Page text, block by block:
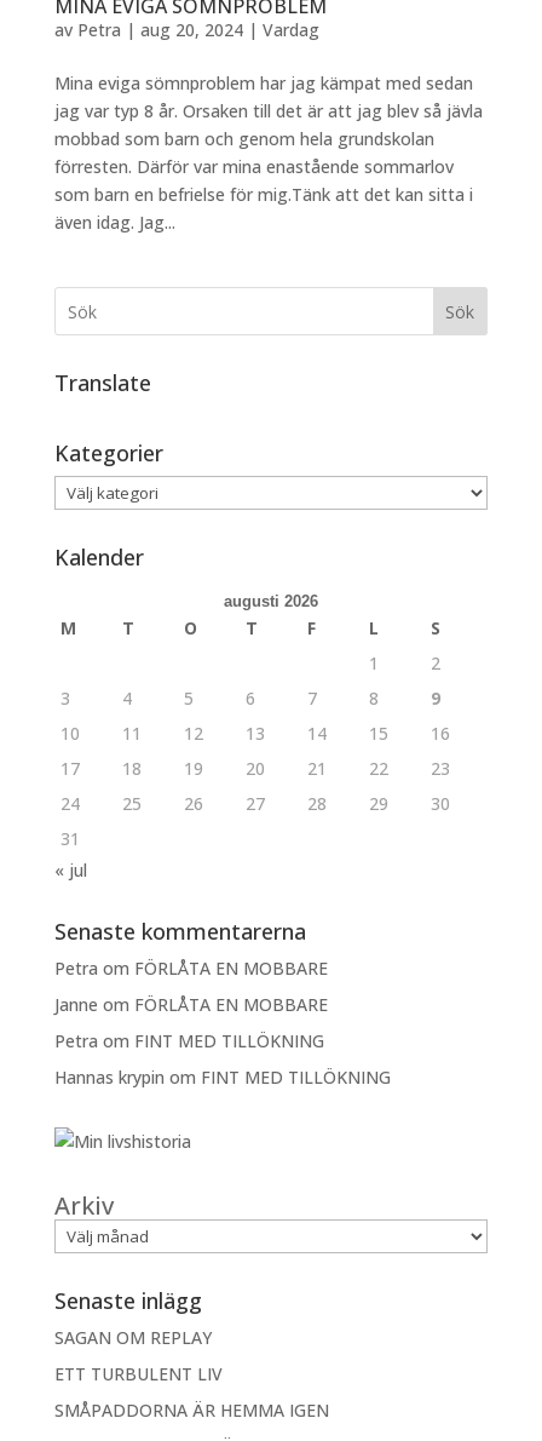
MINA EVIGA SÖMNPROBLEM
av Petra | aug 20, 2024| Vardag
Mina eviga sömnproblem har jag kämpat med sedan
jag var typ 8 år. Orsaken till det är att jag blev så jävla
mobbad som barn och genom hela grundskolan
förresten. Därför var mina enastående sommarlov
som barn en befrielse för mig.Tänk att det kan sitta i
även idag. Jag...
Sök
Translate
Kategorier
Kategorier
Kalender
augusti 2026
M T O T F L
S
1
2
3
4 5 6 7 8
9
10
11 12 13 14 15
16
17
18 19 20 21 22
23
24
25 26 27 28 29
30
31
« jul
Senaste kommentarerna
Petra om FÖRLÅTA EN MOBBARE
Janne om FÖRLÅTA EN MOBBARE
Petra om FINT MED TILLÖKNING
Hannas krypin om FINT MED TILLÖKNING
Arkiv
Senaste inlägg
SAGAN OM REPLAY
ETT TURBULENT LIV
SMÅPADDORNA ÄR HEMMA IGEN